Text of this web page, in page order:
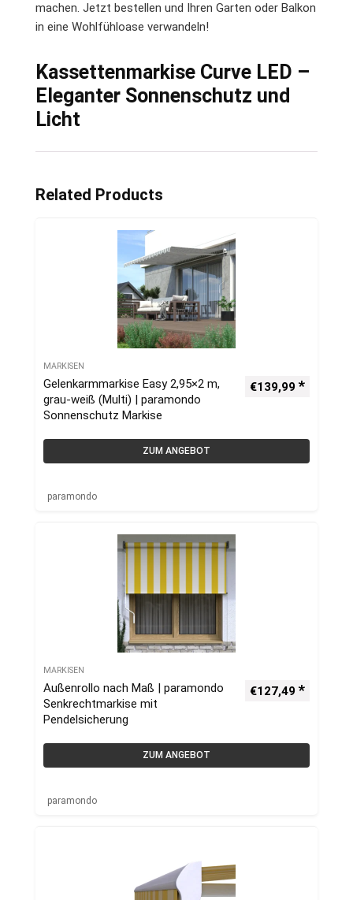
machen. Jetzt bestellen und Ihren Garten oder Balkon
in eine Wohlfühloase verwandeln!
Kassettenmarkise Curve LED –
Eleganter Sonnenschutz und
Licht
Related Products
MARKISEN
Gelenkarmmarkise Easy 2,95×2 m,
grau-weiß (Multi) | paramondo
Sonnenschutz Markise
€139,99
ZUM ANGEBOT
paramondo
MARKISEN
Außenrollo nach Maß | paramondo
Senkrechtmarkise mit
Pendelsicherung
€127,49
ZUM ANGEBOT
paramondo